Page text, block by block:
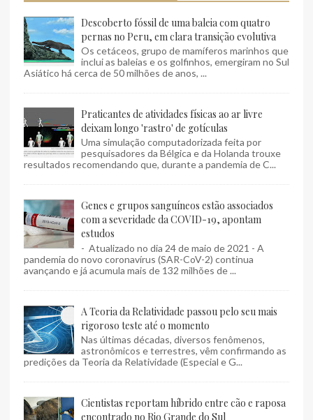
Descoberto fóssil de uma baleia com quatro
pernas no Peru, em clara transição evolutiva
Os cetáceos, grupo de mamíferos marinhos que
inclui as baleias e os golfinhos, emergiram no Sul
Asiático há cerca de 50 milhões de anos, ...
Praticantes de atividades físicas ao ar livre
deixam longo 'rastro' de gotículas
Uma simulação computadorizada feita por
pesquisadores da Bélgica e da Holanda trouxe
resultados recomendando que, durante a pandemia de C...
Genes e grupos sanguíneos estão associados
com a severidade da COVID-19, apontam
estudos
- Atualizado no dia 24 de maio de 2021 - A
pandemia do novo coronavírus (SAR-CoV-2) continua
avançando e já acumula mais de 132 milhões de ...
A Teoria da Relatividade passou pelo seu mais
rigoroso teste até o momento
Nas últimas décadas, diversos fenômenos,
astronômicos e terrestres, vêm confirmando as
predições da Teoria da Relatividade (Especial e G...
Cientistas reportam híbrido entre cão e raposa
encontrado no Rio Grande do Sul